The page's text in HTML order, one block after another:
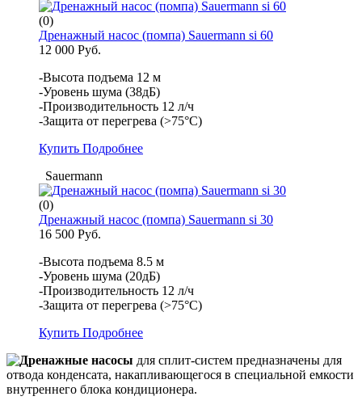
(0)
Дренажный насос (помпа) Sauermann si 60
12 000 Руб.
-Высота подъема 12 м
-Уровень шума (38дБ)
-Производительность 12 л/ч
-Защита от перегрева (>75°С)
Купить Подробнее
Sauermann
(0)
Дренажный насос (помпа) Sauermann si 30
16 500 Руб.
-Высота подъема 8.5 м
-Уровень шума (20дБ)
-Производительность 12 л/ч
-Защита от перегрева (>75°С)
Купить Подробнее
Дренажные насосы для сплит-систем предназначены для
отвода конденсата, накапливающегося в специальной емкости
внутреннего блока кондиционера.